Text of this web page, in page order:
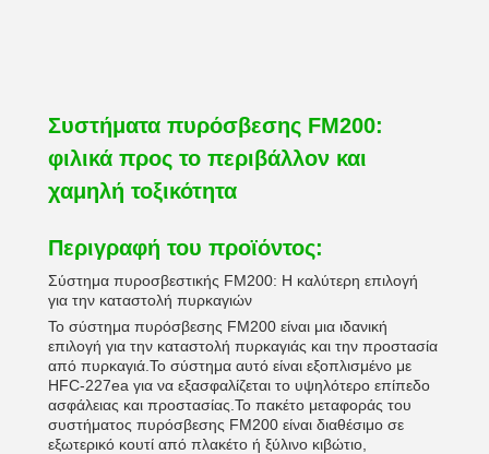
Συστήματα πυρόσβεσης FM200:
φιλικά προς το περιβάλλον και
χαμηλή τοξικότητα
Περιγραφή του προϊόντος:
Σύστημα πυροσβεστικής FM200: Η καλύτερη επιλογή
για την καταστολή πυρκαγιών
Το σύστημα πυρόσβεσης FM200 είναι μια ιδανική
επιλογή για την καταστολή πυρκαγιάς και την προστασία
από πυρκαγιά.Το σύστημα αυτό είναι εξοπλισμένο με
HFC-227ea για να εξασφαλίζεται το υψηλότερο επίπεδο
ασφάλειας και προστασίας.Το πακέτο μεταφοράς του
συστήματος πυρόσβεσης FM200 είναι διαθέσιμο σε
εξωτερικό κουτί από πλακέτο ή ξύλινο κιβώτιο,